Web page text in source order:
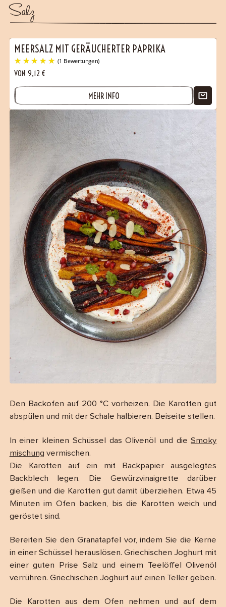
Salz
MEERSALZ MIT GERÄUCHERTER PAPRIKA
(1 Bewertungen)
VON 9,12 €
MEHR INFO
Den Backofen auf 200 °C vorheizen. Die Karotten gut
abspülen und mit der Schale halbieren. Beiseite stellen.
In einer kleinen Schüssel das Olivenöl und dieSmoky
mischung vermischen.
Die Karotten auf ein mit Backpapier ausgelegtes
Backblech legen. Die Gewürzvinaigrette darüber
gießen und die Karotten gut damit überziehen. Etwa 45
Minuten im Ofen backen, bis die Karotten weich und
geröstet sind.
Bereiten Sie den Granatapfel vor, indem Sie die Kerne
in einer Schüssel herauslösen. Griechischen Joghurt mit
einer guten Prise Salz und einem Teelöffel Olivenöl
verrühren. Griechischen Joghurt auf einen Teller geben.
Die Karotten aus dem Ofen nehmen und auf dem